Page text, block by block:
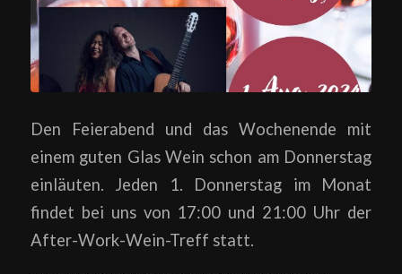
Den Feierabend und das Wochenende mit
einem guten Glas Wein schon am Donnerstag
einläuten. Jeden 1. Donnerstag im Monat
findet bei uns von 17:00 und 21:00 Uhr der
After-Work-Wein-Treff statt.